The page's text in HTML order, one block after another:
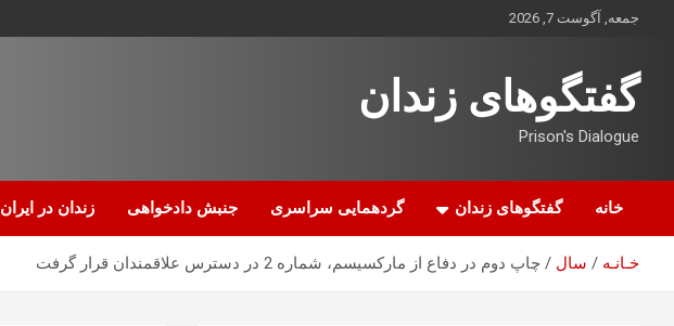
جمعه, آگوست 7, 2026
گفتگوهای زندان
Prison's Dialogue
خانه گفتگوهای زندان گردهمایی سراسری جنبش دادخواهی زندان در ایران
خـانـه سال چاپ دوم در دفاع از مارکسیسم، شماره 2 در دسترس علاقمندان قرار گرفت